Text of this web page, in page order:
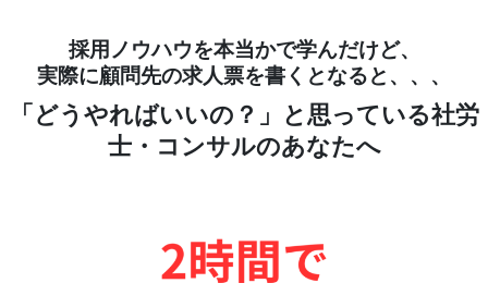
採用ノウハウを本当かで学んだけど、
実際に顧問先の求人票を書くとなると、、、
「どうやればいいの？」と思っている社労
士・コンサルのあなたへ